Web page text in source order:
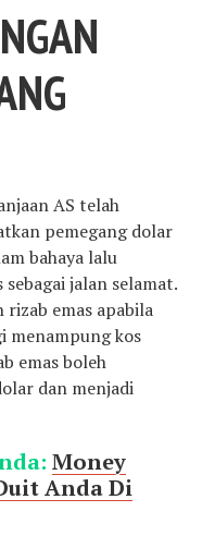
AS telah
pemegang dolar
bahaya lalu
jalan selamat.
rizab emas apabila
menampung kos
emas boleh
dan menjadi
Money
Anda Di